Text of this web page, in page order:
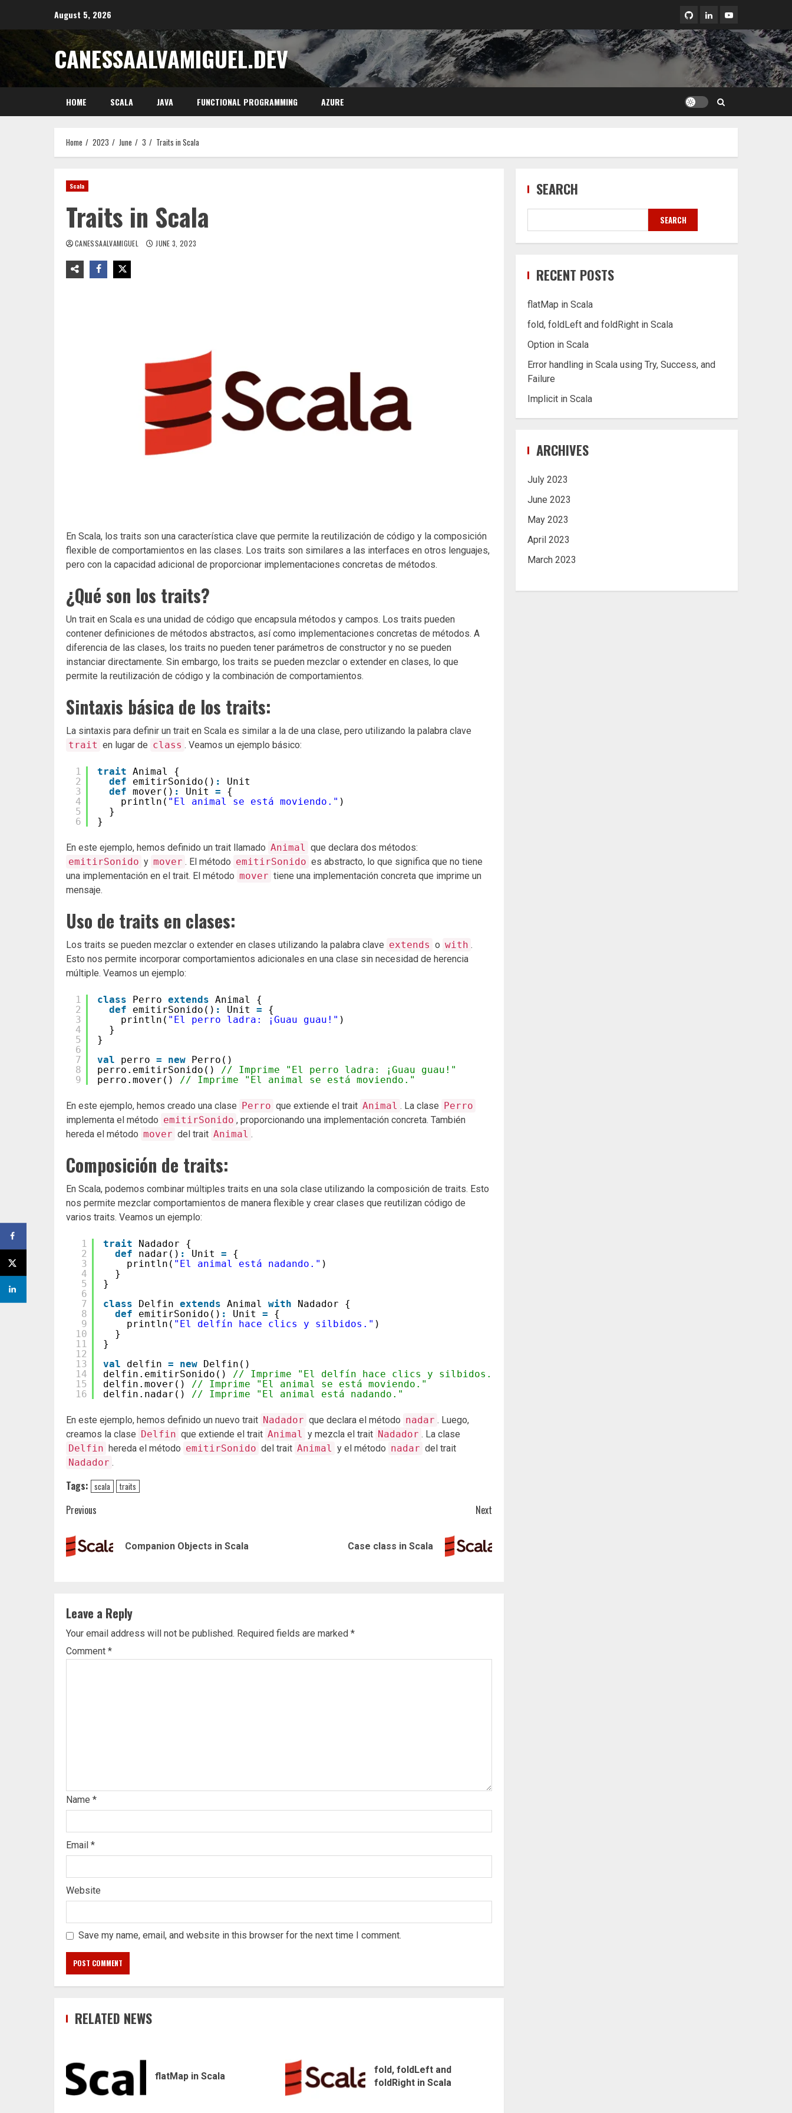
August 5, 2026 LinkedInYoutube
CANESSAALVAMIGUEL.DEV
HOME SCALA JAVA FUNCTIONAL PROGRAMMING AZURE
Home 2023 June 3 Traits in Scala
Scala
Traits in Scala
CANESSAALVAMIGUEL JUNE 3, 2023
En Scala, los traits son una característica clave que permite la reutilización de código y la composición
flexible de comportamientos en las clases. Los traits son similares a las interfaces en otros lenguajes,
pero con la capacidad adicional de proporcionar implementaciones concretas de métodos.
¿Qué son los traits?
Un trait en Scala es una unidad de código que encapsula métodos y campos. Los traits pueden
contener definiciones de métodos abstractos, así como implementaciones concretas de métodos. A
diferencia de las clases, los traits no pueden tener parámetros de constructor y no se pueden
instanciar directamente. Sin embargo, los traits se pueden mezclar o extender en clases, lo que
permite la reutilización de código y la combinación de comportamientos.
Sintaxis básica de los traits:
La sintaxis para definir un trait en Scala es similar a la de una clase, pero utilizando la palabra clave
trait en lugar de class . Veamos un ejemplo básico:
1
2
3
4
5
6
trait Animal {
def
emitirSonido() :
Unit
def mover() : Unit =
{
println( "El animal se está moviendo." )
}
}
En este ejemplo, hemos definido un trait llamado Animal
que declara dos métodos:
emitirSonido y mover . El método emitirSonido es abstracto, lo que significa que no tiene
una implementación en el trait. El método mover tiene una implementación concreta que imprime un
mensaje.
Uso de traits en clases:
Los traits se pueden mezclar o extender en clases utilizando la palabra clave extends o with .
Esto nos permite incorporar comportamientos adicionales en una clase sin necesidad de herencia
múltiple. Veamos un ejemplo:
1
2
3
4
5
6
7
8
9
class Perro extends Animal {
def
emitirSonido() : Unit =
{
println( "El perro ladra: ¡Guau guau!" )
}
}
val
perro = new Perro()
perro.emitirSonido()
// Imprime "El perro ladra: ¡Guau guau!"
perro.mover()
// Imprime "El animal se está moviendo."
En este ejemplo, hemos creado una clase Perro que extiende el trait Animal . La clase Perro
implementa el método emitirSonido , proporcionando una implementación concreta. También
hereda el método mover del trait Animal .
Composición de traits:
En Scala, podemos combinar múltiples traits en una sola clase utilizando la composición de traits. Esto
nos permite mezclar comportamientos de manera flexible y crear clases que reutilizan código de
varios traits. Veamos un ejemplo:
1
2
3
4
5
6
7
8
9
10
11
12
13
14
15
16
trait
Nadador {
def
nadar() : Unit =
{
println( "El animal está nadando." )
}
}
class
Delfin extends Animal with
Nadador {
def
emitirSonido() : Unit =
{
println( "El delfín hace clics y silbidos." )
}
}
val
delfin = new Delfin()
delfin.emitirSonido()
// Imprime "El delfín hace clics y silbidos."
delfin.mover()
// Imprime "El animal se está moviendo."
delfin.nadar()
// Imprime "El animal está nadando."
En este ejemplo, hemos definido un nuevo trait Nadador que declara el método nadar . Luego,
creamos la clase Delfin que extiende el trait Animal y mezcla el trait Nadador . La clase
Delfin hereda el método emitirSonido del trait Animal y el método nadar del trait
Nadador .
Tags: scala traits
Post
navigation
Previous
Companion Objects in Scala
Next
Case class in Scala
Leave a Reply
Your email address will not be published. Required fields are marked *
Comment *
Name *
Email *
Website
Save my name, email, and website in this browser for the next time I comment.
RELATED NEWS
flatMap in Scala
fold, foldLeft and
foldRight in Scala
SEARCH
SEARCH
RECENT POSTS
flatMap in Scala
fold, foldLeft and foldRight in Scala
Option in Scala
Error handling in Scala using Try, Success, and
Failure
Implicit in Scala
ARCHIVES
July 2023
June 2023
May 2023
April 2023
March 2023